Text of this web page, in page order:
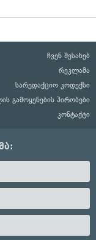
ჩვენ შესახებ
რეკლამა
სარედაქციო კოდექსი
გამოყენების პირობები
კონტაქტი